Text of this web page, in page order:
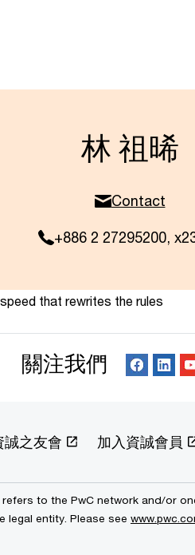
林 祖晞
Contact
+886 2 27295200,
that rewrites the rules
關注我們
誠之友會 加入資誠會員
to the PwC network and/or
legal entity. Please see